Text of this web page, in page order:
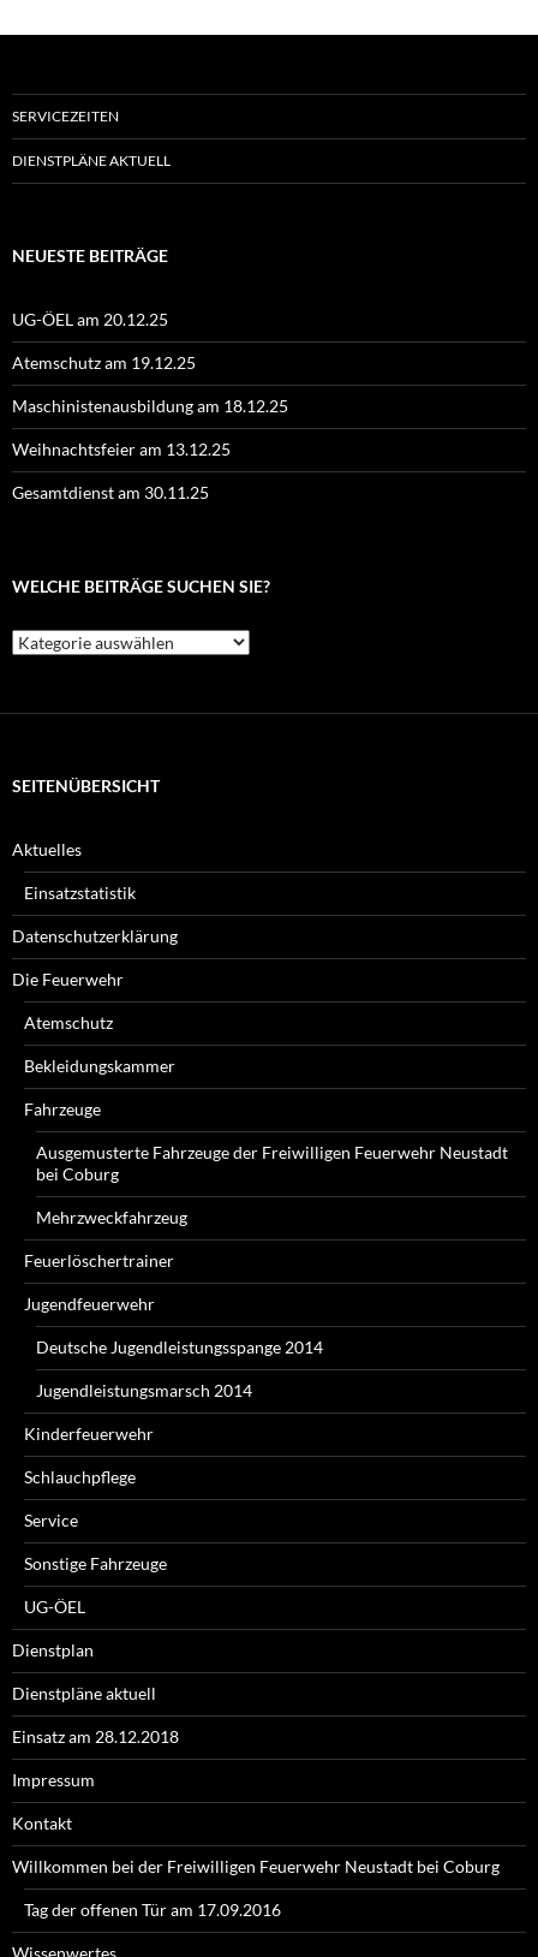
SERVICEZEITEN
DIENSTPLÄNE AKTUELL
NEUESTE BEITRÄGE
UG-ÖEL am 20.12.25
Atemschutz am 19.12.25
Maschinistenausbildung am 18.12.25
Weihnachtsfeier am 13.12.25
Gesamtdienst am 30.11.25
WELCHE BEITRÄGE SUCHEN SIE?
Welche
Beiträge
SEITENÜBERSICHT
Aktuelles
Einsatzstatistik
Datenschutzerklärung
Die Feuerwehr
Atemschutz
Bekleidungskammer
Fahrzeuge
Ausgemusterte Fahrzeuge der Freiwilligen Feuerwehr Neustadt
bei Coburg
Mehrzweckfahrzeug
Feuerlöschertrainer
Jugendfeuerwehr
Deutsche Jugendleistungsspange 2014
Jugendleistungsmarsch 2014
Kinderfeuerwehr
Schlauchpflege
Service
Sonstige Fahrzeuge
UG-ÖEL
Dienstplan
Dienstpläne aktuell
Einsatz am 28.12.2018
Impressum
Kontakt
Willkommen bei der Freiwilligen Feuerwehr Neustadt bei Coburg
Tag der offenen Tür am 17.09.2016